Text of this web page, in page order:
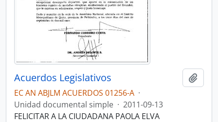
Acuerdos Legislativos
EC AN ABJLM ACUERDOS 01256-A ·
Unidad documental simple · 2011-09-13
FELICITAR A LA CIUDADANA PAOLA ELVA